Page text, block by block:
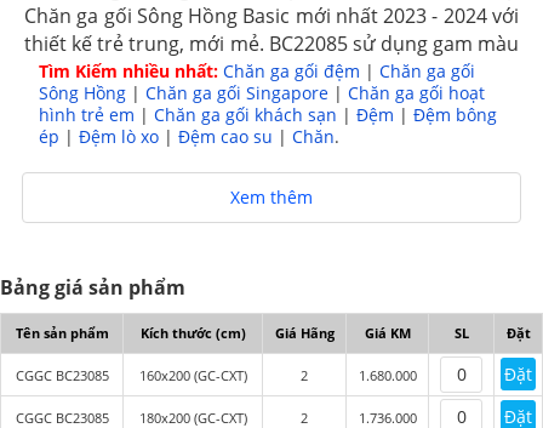
Chăn ga gối Sông Hồng Basic mới nhất 2023 - 2024 với
thiết kế trẻ trung, mới mẻ. BC22085 sử dụng gam màu
xanh kẻ caro nhẹ nhàng kết hợp họa tiết tạo nên sự
uyển chuyển mềm mại cùng chất vải cotton thoáng
mát, phù hợp với mọi lứa tuổi.
Tìm Kiếm nhiều nhất: Chăn ga gối đệm | Chăn ga gối
Sông Hồng | Chăn ga gối Singapore | Chăn ga gối hoạt
hình trẻ em | Chăn ga gối khách sạn | Đệm | Đệm bông
ép | Đệm lò xo | Đệm cao su | Chăn.
Xem thêm
Bảng giá sản phẩm
Tên sản phẩm Kích thước (cm) Giá Hãng Giá KM SL Đặt
CGGC BC23085 160x200 (GC-CXT) 2 1.680.000 Đặt
CGGC BC23085 180x200 (GC-CXT) 2 1.736.000 Đặt